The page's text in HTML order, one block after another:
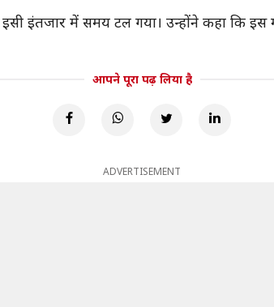
इंतजार में समय टल गया। उन्होंने कहा कि इस
आपने पूरा पढ़ लिया है
ADVERTISEMENT